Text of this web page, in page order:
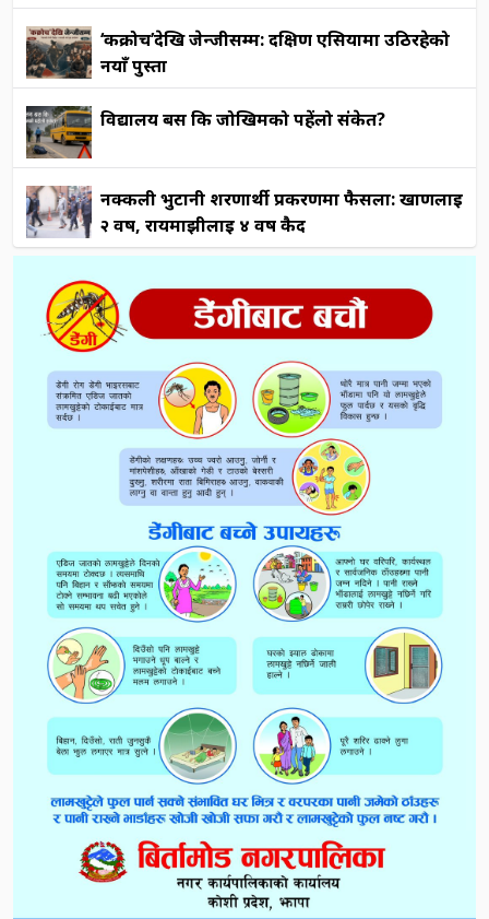
‘कक्रोच’देखि जेन्जीसम्म: दक्षिण एसियामा उठिरहेको
नयाँ पुस्ता
विद्यालय बस कि जोखिमको पहेंलो संकेत?
नक्कली भुटानी शरणार्थी प्रकरणमा फैसला: खाणलाई
२ वर्ष, रायमाझीलाई ४ वर्ष कैद